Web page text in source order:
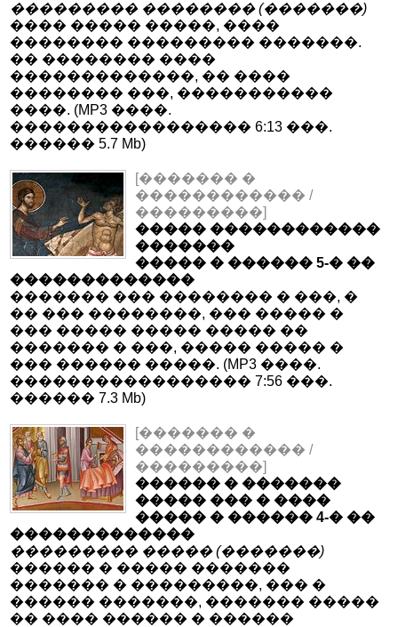
��������� �������� (�������)
���� ����� �����, ����
�������� ��������� �������.
�� �������� ����
�������������, �� ����
�������� ���, �����������
����. (MP3 ����.
����������������� 6:13 ���.
������ 5.7 Mb)
[������� �
������������ /
���������]
����� ������������
�������
����� � ������ 5-� ��
�������������
������� ��� �������� � ���, �
�� ��� ��������, ��� ����� �
��� ����� ����� ����� ��
������� � ���, ����� ����� �
��� ������ �����. (MP3 ����.
����������������� 7:56 ���.
������ 7.3 Mb)
[������� �
������������ /
���������]
������ � �������
����� ��� � ����
����� � ������ 4-� ��
�������������
��������� ����� (�������)
������ � ����� �������
������� � ���������, ��� �
������ �������, ������� �����
�� ���� ������ � ������